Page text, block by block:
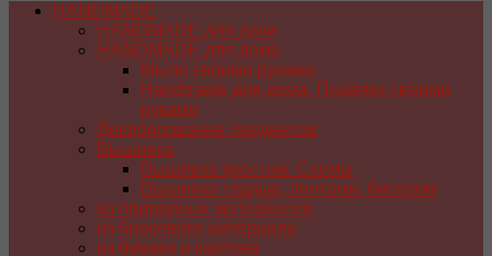
HANDMADE
HANDMADE для дачи
HANDMADE для дома
Мыло своими руками
Handmade для дома. Поделки своими
руками
Декорирование предметов
Вышивка
Вышивка крестом. Схемы
Вышивка гладью, лентами, бисером
из природных материалов
из бросового материала
из бумаги и картона